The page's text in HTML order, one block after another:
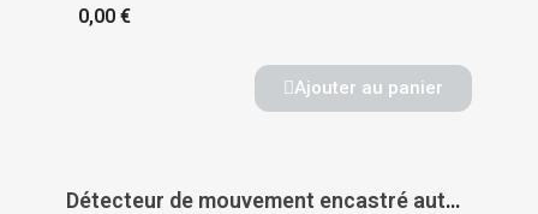
0,00 €
Ajouter au panier
Détecteur de mouvement encastré autonome faux plafond Eco Mosaic 1 - LEGRAND